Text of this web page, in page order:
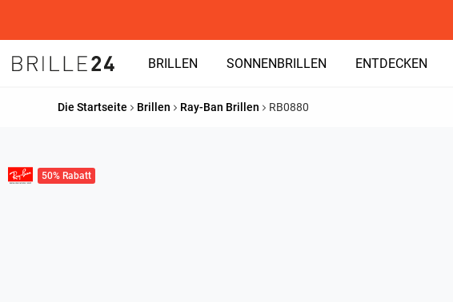
BRILLEN SONNENBRILLEN ENTDECKEN
Die Startseite Brillen Ray-Ban Brillen RB0880
50% Rabatt